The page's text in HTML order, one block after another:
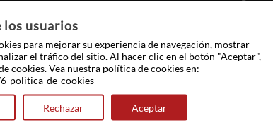
los usuarios
para mejorar su experiencia de navegación, mostrar
el tráfico del sitio. Al hacer clic en el botón "Aceptar",
cookies. Vea nuestra política de cookies en:
politica-de-cookies
Rechazar Aceptar